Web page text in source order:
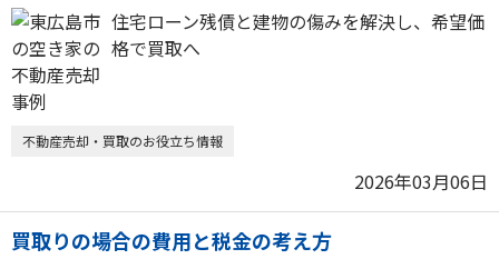
住宅ローン残債と建物の傷みを解決し、希望価
格で買取へ
不動産売却・買取のお役立ち情報
2026年03月06日
買取りの場合の費用と税金の考え方